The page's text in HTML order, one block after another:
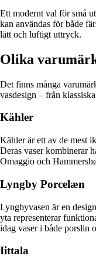
Ett modernt val för små
kan användas för både
lätt och luftigt uttryck.
Olika
Det finns många
vasdesign – från
Kähler
Kähler är ett av de mest
Deras vaser kombinerar
Omaggio och
Lyngby Porcelæn
Lyngbyvasen är en
yta representerar
idag vaser i både porslin
Iittala